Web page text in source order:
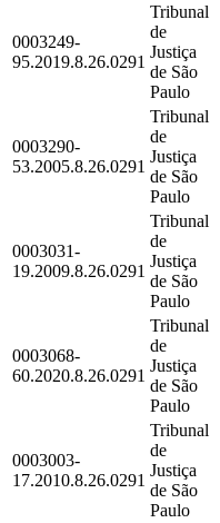
0003249-
95.2019.8.26.0291
Tribunal
de
Justiça
de São
Paulo
0003290-
53.2005.8.26.0291
Tribunal
de
Justiça
de São
Paulo
0003031-
19.2009.8.26.0291
Tribunal
de
Justiça
de São
Paulo
0003068-
60.2020.8.26.0291
Tribunal
de
Justiça
de São
Paulo
0003003-
17.2010.8.26.0291
Tribunal
de
Justiça
de São
Paulo